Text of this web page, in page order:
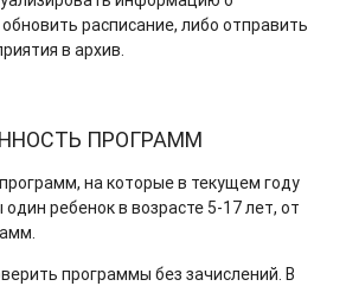
расписание, либо отправить
в архив.
ПРОГРАММ
на которые в текущем году
ребенок в возрасте 5-17 лет, от
программы без зачислений. В